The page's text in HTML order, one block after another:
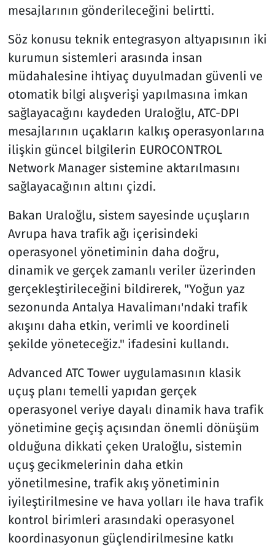
mesajlarının gönderileceğini belirtti.
Söz konusu teknik entegrasyon altyapısının iki
kurumun sistemleri arasında insan
müdahalesine ihtiyaç duyulmadan güvenli ve
otomatik bilgi alışverişi yapılmasına imkan
sağlayacağını kaydeden Uraloğlu, ATC-DPI
mesajlarının uçakların kalkış operasyonlarına
ilişkin güncel bilgilerin EUROCONTROL
Network Manager sistemine aktarılmasını
sağlayacağının altını çizdi.
Bakan Uraloğlu, sistem sayesinde uçuşların
Avrupa hava trafik ağı içerisindeki
operasyonel yönetiminin daha doğru,
dinamik ve gerçek zamanlı veriler üzerinden
gerçekleştirileceğini bildirerek, "Yoğun yaz
sezonunda Antalya Havalimanı'ndaki trafik
akışını daha etkin, verimli ve koordineli
şekilde yöneteceğiz." ifadesini kullandı.
Advanced ATC Tower uygulamasının klasik
uçuş planı temelli yapıdan gerçek
operasyonel veriye dayalı dinamik hava trafik
yönetimine geçiş açısından önemli dönüşüm
olduğuna dikkati çeken Uraloğlu, sistemin
uçuş gecikmelerinin daha etkin
yönetilmesine, trafik akış yönetiminin
iyileştirilmesine ve hava yolları ile hava trafik
kontrol birimleri arasındaki operasyonel
koordinasyonun güçlendirilmesine katkı